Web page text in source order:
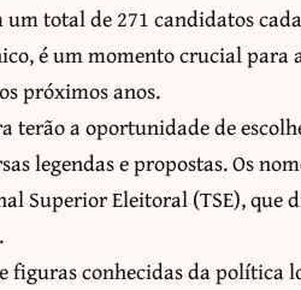
total de 271 candidatos
é um momento crucial para
próximos anos.
terão a oportunidade de
legendas e propostas. Os
Superior Eleitoral (TSE),
figuras conhecidas da política